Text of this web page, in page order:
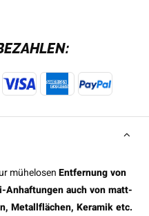
mühelosenEntfernung von
Anhaftungen auch von matt-
Metallflächen, Keramik etc.